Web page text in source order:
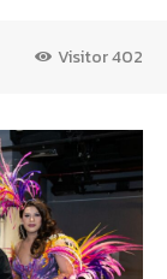
Visitor402